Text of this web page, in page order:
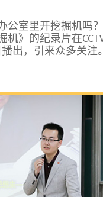
公室里开挖掘机吗
机》的纪录片在
出，引来众多关注
正在辽宁港的船舱
的是这台巨大挖掘机
是上海交通大学密西
龙创办的专注工程机
智能科技有限公司
的事情...